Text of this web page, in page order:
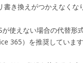
書き換えがつかえなくな
が使えない場合の代替
365）を推奨しています